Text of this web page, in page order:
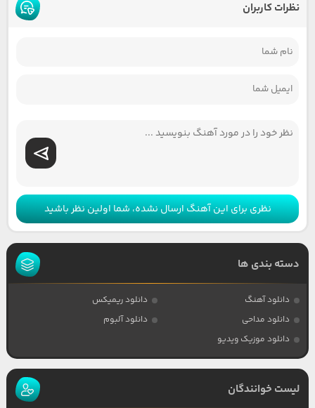
نظرات کاربران
نظری برای این آهنگ ارسال نشده، شما اولین نظر باشید
دسته بندی ها
دانلود آهنگ
دانلود ریمیکس
دانلود مداحی
دانلود آلبوم
دانلود موزیک ویدیو
لیست خوانندگان